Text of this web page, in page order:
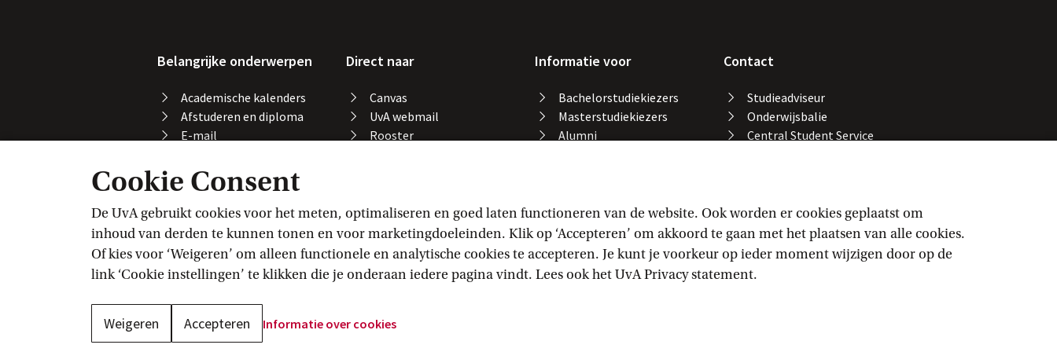
Cookie Consent
De UvA gebruikt cookies voor het meten, optimaliseren en goed laten functioneren van de website. Ook worden er cookies geplaatst om
inhoud van derden te kunnen tonen en voor marketingdoeleinden. Klik op ‘Accepteren’ om akkoord te gaan met het plaatsen van alle cookies.
Of kies voor ‘Weigeren’ om alleen functionele en analytische cookies te accepteren. Je kunt je voorkeur op ieder moment wijzigen door op de
link ‘Cookie instellingen’ te klikken die je onderaan iedere pagina vindt. Lees ook hetUvA Privacy statement.
Weigeren Accepteren Informatie over cookies
Belangrijke onderwerpen
Academische kalenders
Afstuderen en diploma
E-mail
scannen
Studeren in het buitenland
Vakaanmelding
VPN
Wifi
Direct naar
Canvas
UvA webmail
Rooster
Gevonden voorwerpen
Studieresultaten
Vakaanmelding
Informatie voor
Bachelorstudiekiezers
Masterstudiekiezers
Alumni
Contact
Studieadviseur
Onderwijsbalie
Central Student Service
Facility Services
Locaties en gebouwen
UvA-alarmnummer
Vertrouwenspersonen